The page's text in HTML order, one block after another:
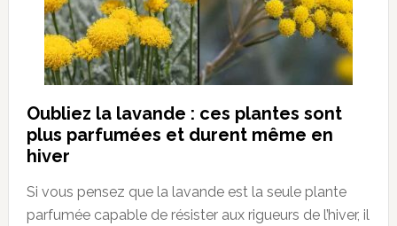
Oubliez la lavande : ces plantes sont
plus parfumées et durent même en
hiver
Si vous pensez que la lavande est la seule plante
parfumée capable de résister aux rigueurs de l’hiver, il